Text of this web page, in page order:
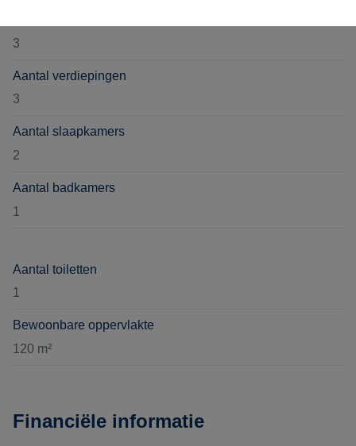
3
Aantal verdiepingen
3
Aantal slaapkamers
2
Aantal badkamers
1
Aantal toiletten
1
Bewoonbare oppervlakte
120 m²
Financiële informatie